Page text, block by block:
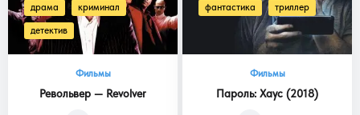
драма криминал
детектив
Фильмы
Револьвер — Revolver
фантастика триллер
Фильмы
Пароль: Хаус (2018)